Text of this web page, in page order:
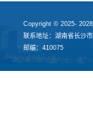
Copyright © 2025-
联系地址：湖南省长沙
邮编：410075